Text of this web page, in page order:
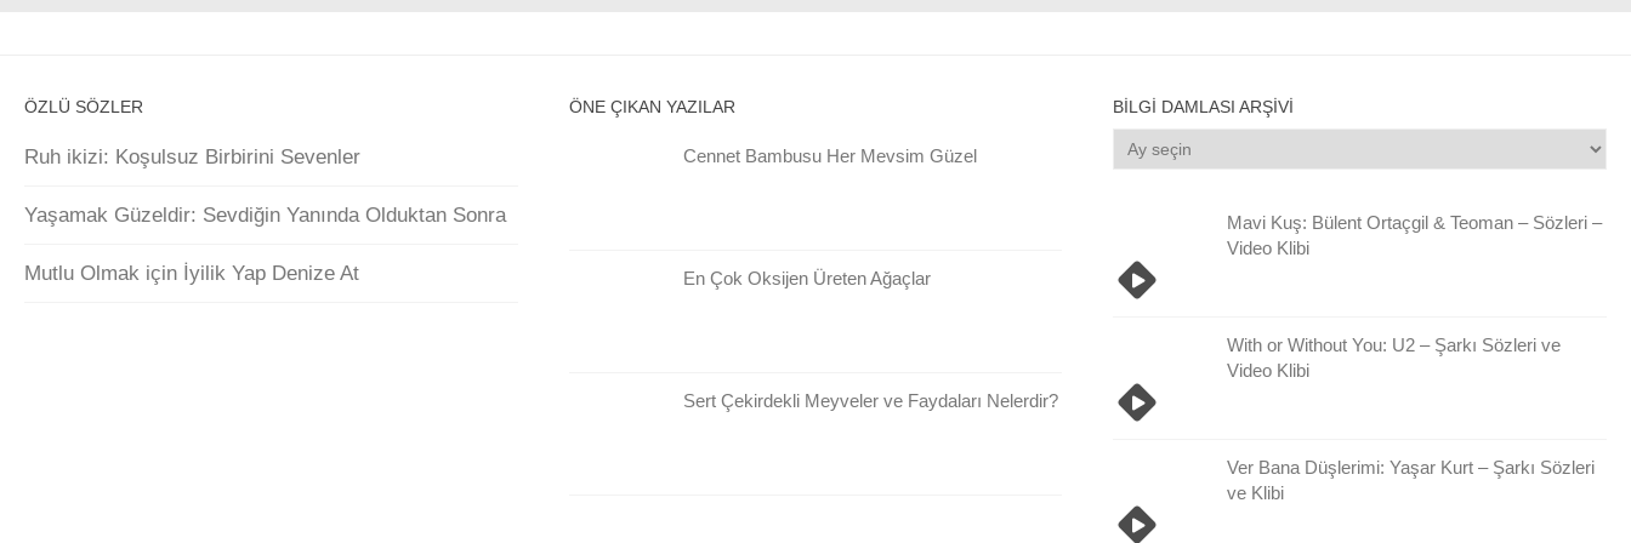
ÖZLÜ SÖZLER
Ruh ikizi: Koşulsuz Birbirini Sevenler
Yaşamak Güzeldir: Sevdiğin Yanında Olduktan Sonra
Mutlu Olmak için İyilik Yap Denize At
ÖNE ÇIKAN YAZILAR
Cennet Bambusu Her Mevsim Güzel
En Çok Oksijen Üreten Ağaçlar
Sert Çekirdekli Meyveler ve Faydaları Nelerdir?
BILGI DAMLASI ARŞIVI
Bilgi
Damlası
Mavi Kuş: Bülent Ortaçgil & Teoman – Sözleri –
Video Klibi
With or Without You: U2 – Şarkı Sözleri ve
Video Klibi
Ver Bana Düşlerimi: Yaşar Kurt – Şarkı Sözleri
ve Klibi